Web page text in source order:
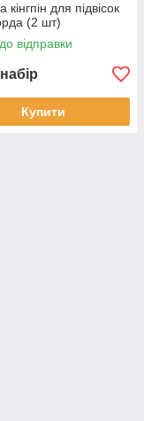
кінгпін для підвісок
(2 шт)
відправки
Купити